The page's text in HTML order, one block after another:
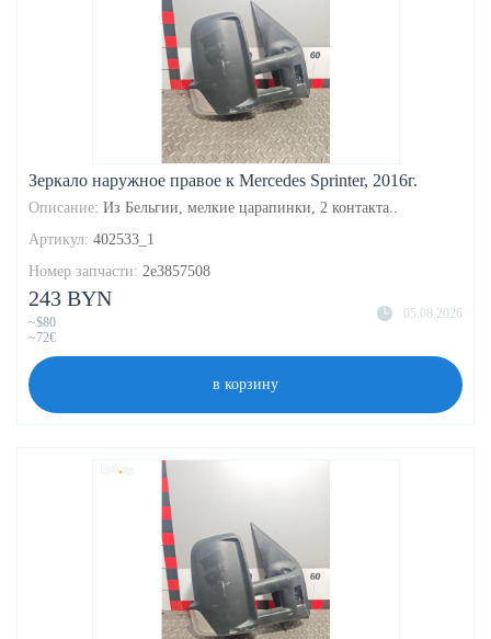
Зеркало наружное правое к Mercedes Sprinter, 2016г.
Описание: Из Бельгии, мелкие царапинки, 2 контакта..
Артикул: 402533_1
Номер запчасти: 2e3857508
05.08.2026
243 BYN
~$80
~72€
в корзину